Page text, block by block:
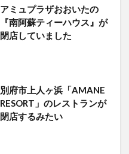
アミュプラザおおいたの
『南阿蘇ティーハウス』が
閉店していました
別府市上人ヶ浜「AMANE
RESORT」のレストランが
閉店するみたい